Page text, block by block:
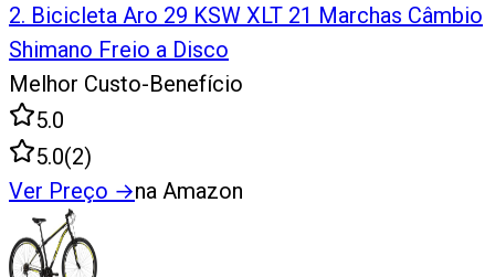
2. Bicicleta Aro 29 KSW XLT 21 Marchas Câmbio
Shimano Freio a Disco
Melhor Custo-Benefício
5.0
5.0(2)
Ver Preço →na Amazon